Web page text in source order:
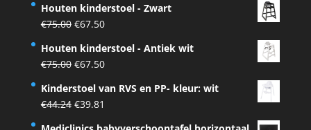
was:
€75.00.
is:
€67.50.
Houten kinderstoel - Zwart
€75.00 Original
was:
€75.00.
€67.50Current
is:
€67.50.
Houten kinderstoel - Antiek wit
€75.00 Original
was:
€75.00.
€67.50Current
is:
Kinderstoel van RVS en PP- kleur: wit
€44.24 Original
€39.81